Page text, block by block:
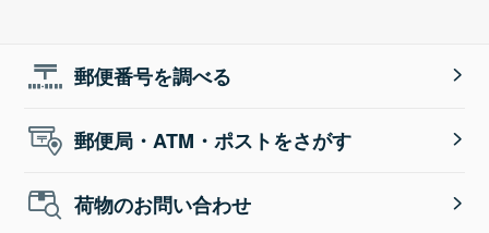
郵便番号を調べる
郵便局・ATM・ポストをさがす
荷物のお問い合わせ